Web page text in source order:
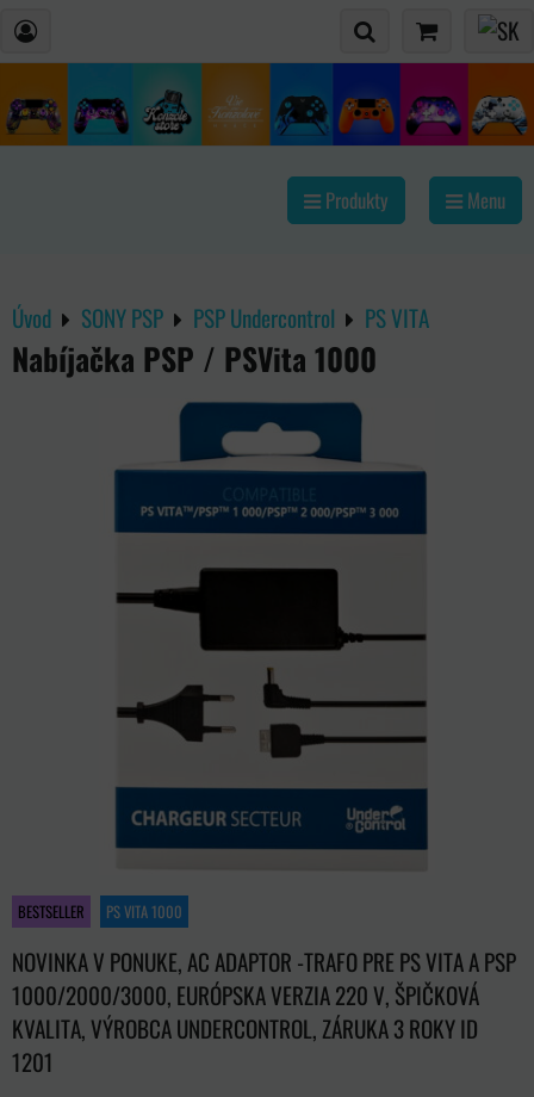
Produkty Menu
Úvod SONY PSP PSP Undercontrol PS VITA
Nabíjačka PSP / PSVita 1000
BESTSELLER PS VITA 1000
NOVINKA V PONUKE, AC ADAPTOR -TRAFO PRE PS VITA A PSP
1000/2000/3000, EURÓPSKA VERZIA 220 V, ŠPIČKOVÁ
KVALITA, VÝROBCA UNDERCONTROL, ZÁRUKA 3 ROKY ID
1201